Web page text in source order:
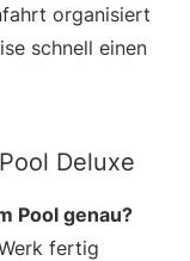
organisiert
schnell einen
Deluxe
Pool genau?
fertig